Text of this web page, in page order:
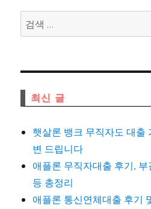
검
색:
최신 글
햇살론 뱅크 무직자도 대출
변 드립니다
애플론 무직자대출 후기,
등 총정리
애플론 통신연체대출 후기